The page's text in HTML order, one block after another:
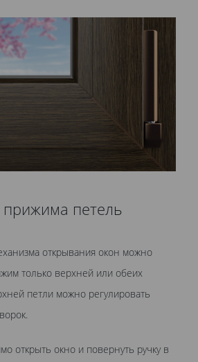
прижима петель
открывания окон можно
только верхней или обеих
петли можно регулировать
открыть окно и повернуть ручку в